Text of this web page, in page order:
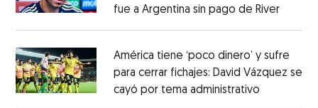
fue a Argentina sin pago de RiverOpens
América tiene ‘poco dinero’ y sufre
para cerrar fichajes: David Vázquez se
cayó por tema administrativo